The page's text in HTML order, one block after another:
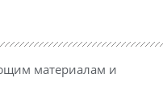
материалам и